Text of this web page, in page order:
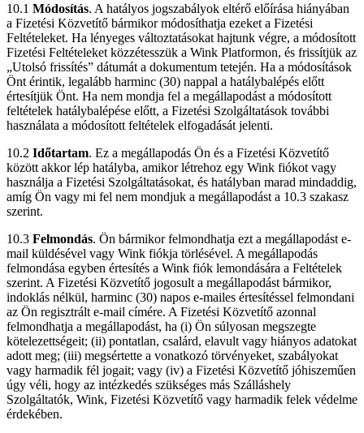
10.1 Módosítás. A hatályos jogszabályok eltérő előírása hiányában
a Fizetési Közvetítő bármikor módosíthatja ezeket a Fizetési
Feltételeket. Ha lényeges változtatásokat hajtunk végre, a módosított
Fizetési Feltételeket közzétesszük a Wink Platformon, és frissítjük az
„Utolsó frissítés” dátumát a dokumentum tetején. Ha a módosítások
Önt érintik, legalább harminc (30) nappal a hatálybalépés előtt
értesítjük Önt. Ha nem mondja fel a megállapodást a módosított
feltételek hatálybalépése előtt, a Fizetési Szolgáltatások további
használata a módosított feltételek elfogadását jelenti.
10.2 Időtartam. Ez a megállapodás Ön és a Fizetési Közvetítő
között akkor lép hatályba, amikor létrehoz egy Wink fiókot vagy
használja a Fizetési Szolgáltatásokat, és hatályban marad mindaddig,
amíg Ön vagy mi fel nem mondjuk a megállapodást a 10.3 szakasz
szerint.
10.3 Felmondás. Ön bármikor felmondhatja ezt a megállapodást e-
mail küldésével vagy Wink fiókja törlésével. A megállapodás
felmondása egyben értesítés a Wink fiók lemondására a Feltételek
szerint. A Fizetési Közvetítő jogosult a megállapodást bármikor,
indoklás nélkül, harminc (30) napos e-mailes értesítéssel felmondani
az Ön regisztrált e-mail címére. A Fizetési Közvetítő azonnal
felmondhatja a megállapodást, ha (i) Ön súlyosan megszegte
kötelezettségeit; (ii) pontatlan, csalárd, elavult vagy hiányos adatokat
adott meg; (iii) megsértette a vonatkozó törvényeket, szabályokat
vagy harmadik fél jogait; vagy (iv) a Fizetési Közvetítő jóhiszeműen
úgy véli, hogy az intézkedés szükséges más Szálláshely
Szolgáltatók, Wink, Fizetési Közvetítő vagy harmadik felek védelme
érdekében.